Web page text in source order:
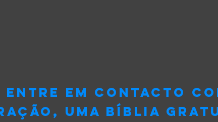
em contacto
uma Bíblia